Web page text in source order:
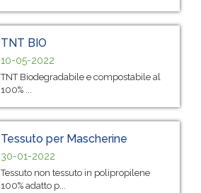
TNT BIO
10-05-2022
TNT Biodegradabile e compostabile al
100% ...
Tessuto per Mascherine
30-01-2022
Tessuto non tessuto in polipropilene
100% adatto p...